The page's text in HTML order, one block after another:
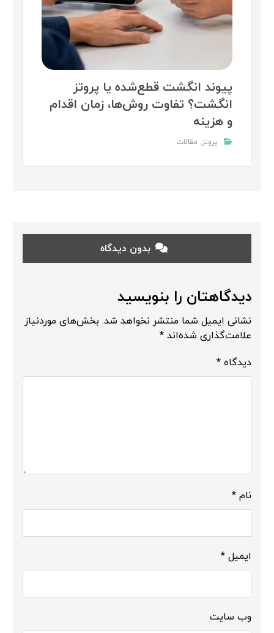
پیوند انگشت قطع‌شده یا پروتز
انگشت؟ تفاوت روش‌ها، زمان اقدام
و هزینه
پروتز, مقالات
بدون دیدگاه
دیدگاهتان را بنویسید
نشانی ایمیل شما منتشر نخواهد شد. بخش‌های موردنیاز
علامت‌گذاری شده‌اند*
دیدگاه*
نام*
ایمیل*
وب‌ سایت